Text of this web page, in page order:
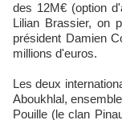
des 12M€ (option
Lilian Brassier, on
président Damien
millions d'euros.
Les deux
Aboukhlal,
Pouille (le clan